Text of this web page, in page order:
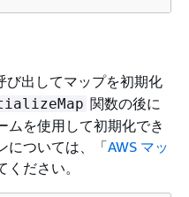
び出してマップを初期化
関数の後に
ムを使用して初期化でき
については、「AWS マッ
ください。